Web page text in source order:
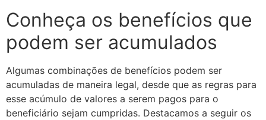
Conheça os benefícios que
podem ser acumulados
Algumas combinações de benefícios podem ser
acumuladas de maneira legal, desde que as regras para
esse acúmulo de valores a serem pagos para o
beneficiário sejam cumpridas. Destacamos a seguir os